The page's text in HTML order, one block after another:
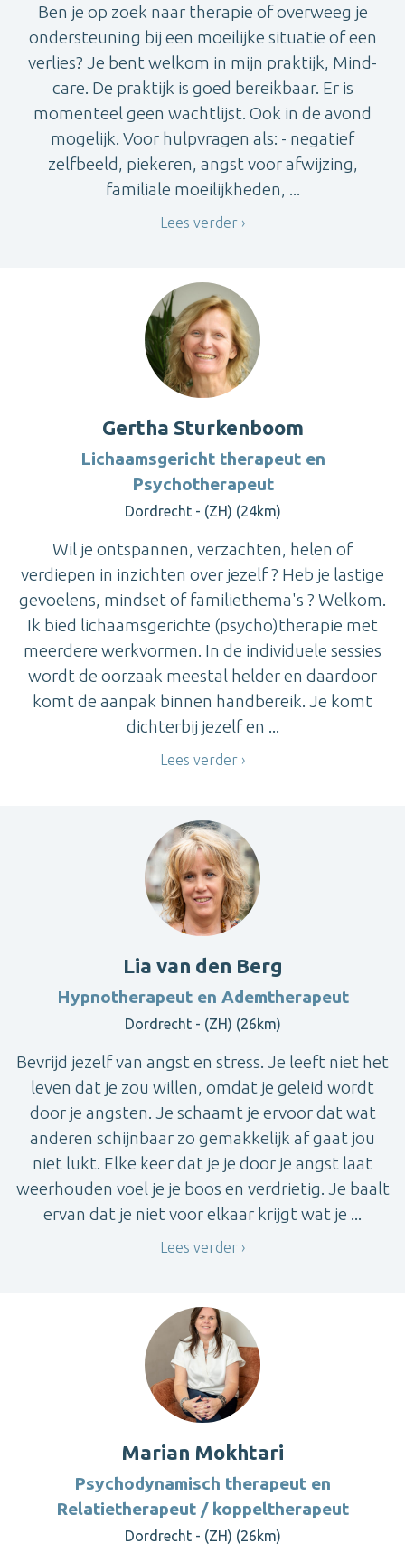
Ben je op zoek naar therapie of overweeg je
ondersteuning bij een moeilijke situatie of een
verlies? Je bent welkom in mijn praktijk, Mind-
care. De praktijk is goed bereikbaar. Er is
momenteel geen wachtlijst. Ook in de avond
mogelijk. Voor hulpvragen als: - negatief
zelfbeeld, piekeren, angst voor afwijzing,
familiale moeilijkheden, ...
Lees verder
Gertha Sturkenboom
Lichaamsgericht therapeut en
Psychotherapeut
Dordrecht - (ZH) (24km)
Wil je ontspannen, verzachten, helen of
verdiepen in inzichten over jezelf ? Heb je lastige
gevoelens, mindset of familiethema's ? Welkom.
Ik bied lichaamsgerichte (psycho)therapie met
meerdere werkvormen. In de individuele sessies
wordt de oorzaak meestal helder en daardoor
komt de aanpak binnen handbereik. Je komt
dichterbij jezelf en ...
Lees verder
Lia van den Berg
Hypnotherapeut en Ademtherapeut
Dordrecht - (ZH) (26km)
Bevrijd jezelf van angst en stress. Je leeft niet het
leven dat je zou willen, omdat je geleid wordt
door je angsten. Je schaamt je ervoor dat wat
anderen schijnbaar zo gemakkelijk af gaat jou
niet lukt. Elke keer dat je je door je angst laat
weerhouden voel je je boos en verdrietig. Je baalt
ervan dat je niet voor elkaar krijgt wat je ...
Lees verder
Marian Mokhtari
Psychodynamisch therapeut en
Relatietherapeut / koppeltherapeut
Dordrecht - (ZH) (26km)